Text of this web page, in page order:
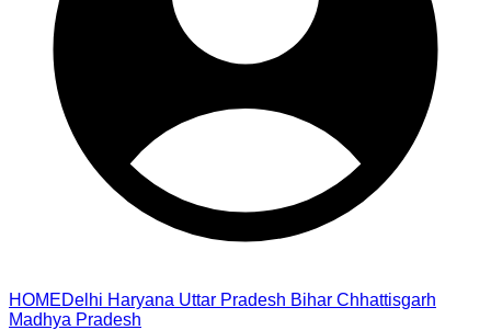
HOMEDelhi Haryana Uttar Pradesh Bihar Chhattisgarh
Madhya Pradesh